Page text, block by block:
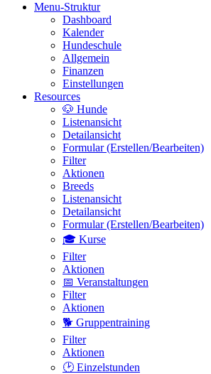
Menu-Struktur
Dashboard
Kalender
Hundeschule
Allgemein
Finanzen
Einstellungen
Resources
🐶 Hunde
Listenansicht
Detailansicht
Formular (Erstellen/Bearbeiten)
Filter
Aktionen
Breeds
Listenansicht
Detailansicht
Formular (Erstellen/Bearbeiten)
🎓 Kurse
Filter
Aktionen
📅 Veranstaltungen
Filter
Aktionen
🐕 Gruppentraining
Filter
Aktionen
🕑 Einzelstunden